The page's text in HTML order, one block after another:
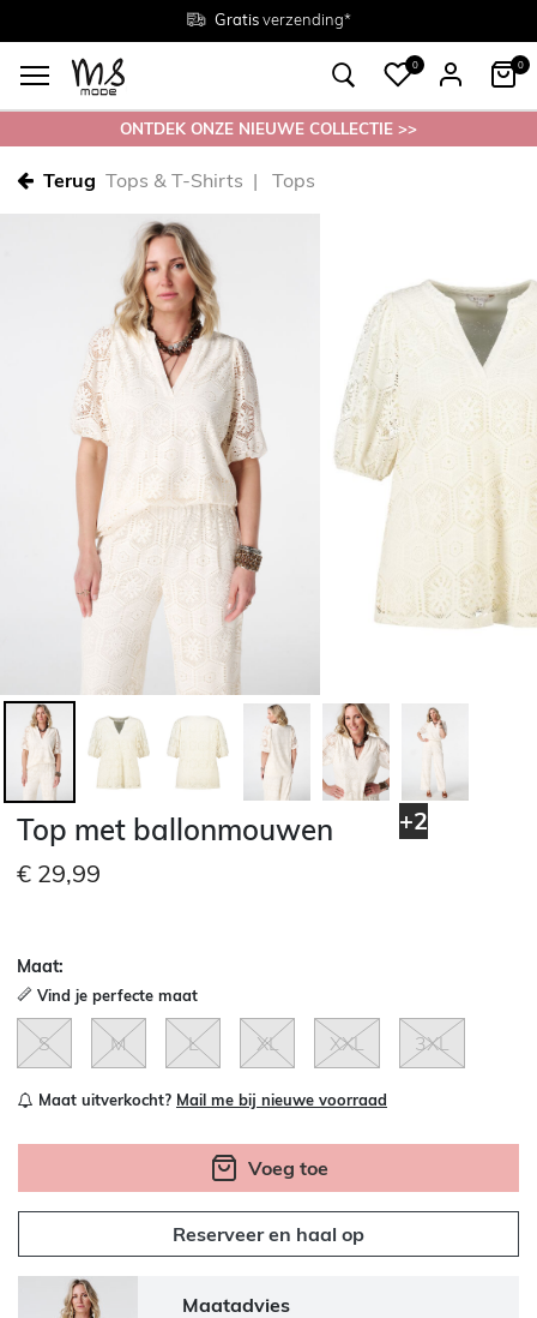
Gratisverzending*
Maten38 - 54
Gratisretourneren in de winkel
0 0
ONTDEK ONZE NIEUWE COLLECTIE >>
Terug Tops & T-Shirts Tops
+2
Top met ballonmouwen
€ 29,99
Maat:
Vind je perfecte maat
S M L XL XXL 3XL
Maat uitverkocht? Mail me bij nieuwe voorraad
Voeg toe
Reserveer en haal op
Maatadvies